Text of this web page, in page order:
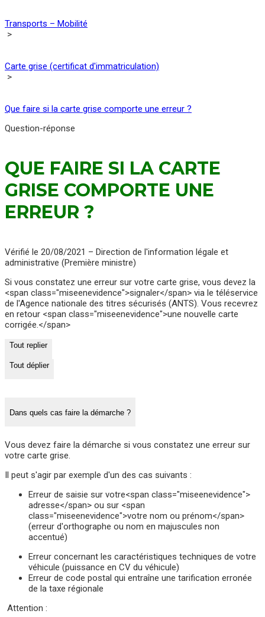
Transports – Mobilité
>
Carte grise (certificat d'immatriculation)
>
Que faire si la carte grise comporte une erreur ?
Question-réponse
QUE FAIRE SI LA CARTE
GRISE COMPORTE UNE
ERREUR ?
Vérifié le 20/08/2021 – Direction de l'information légale et
administrative (Première ministre)
Si vous constatez une erreur sur votre carte grise, vous devez la
<span class="miseenevidence">signaler</span> via le téléservice
de l'Agence nationale des titres sécurisés (ANTS). Vous recevrez
en retour <span class="miseenevidence">une nouvelle carte
corrigée.</span>
Tout replier
Tout déplier
Dans quels cas faire la démarche ?
Vous devez faire la démarche si vous constatez une erreur sur
votre carte grise.
Il peut s'agir par exemple d'un des cas suivants :
Erreur de saisie sur votre<span class="miseenevidence">
adresse</span> ou sur <span
class="miseenevidence">votre nom ou prénom</span>
(erreur d'orthographe ou nom en majuscules non
accentué)
Erreur concernant les caractéristiques techniques de votre
véhicule (puissance en CV du véhicule)
Erreur de code postal qui entraîne une tarification erronée
de la taxe régionale
Attention :